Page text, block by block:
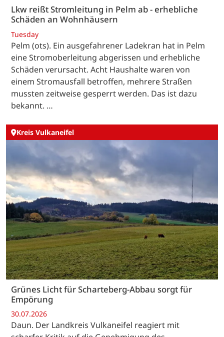
Lkw reißt Stromleitung in Pelm ab - erhebliche
Schäden an Wohnhäusern
Tuesday
Pelm (ots). Ein ausgefahrener Ladekran hat in Pelm
eine Stromoberleitung abgerissen und erhebliche
Schäden verursacht. Acht Haushalte waren von
einem Stromausfall betroffen, mehrere Straßen
mussten zeitweise gesperrt werden. Das ist dazu
bekannt. …
Kreis Vulkaneifel
Grünes Licht für Scharteberg-Abbau sorgt für
Empörung
30.07.2026
Daun. Der Landkreis Vulkaneifel reagiert mit